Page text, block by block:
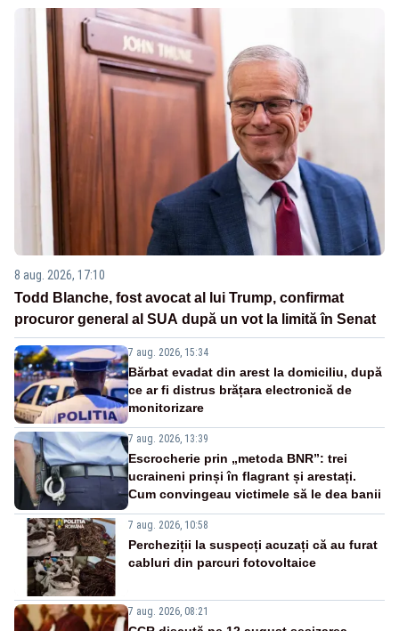
8 aug. 2026, 17:10
Todd Blanche, fost avocat al lui Trump, confirmat
procuror general al SUA după un vot la limită în Senat
7 aug. 2026, 15:34
Bărbat evadat din arest la domiciliu, după
ce ar fi distrus brățara electronică de
monitorizare
7 aug. 2026, 13:39
Escrocherie prin „metoda BNR”: trei
ucraineni prinși în flagrant și arestați.
Cum convingeau victimele să le dea banii
7 aug. 2026, 10:58
Percheziții la suspecți acuzați că au furat
cabluri din parcuri fotovoltaice
7 aug. 2026, 08:21